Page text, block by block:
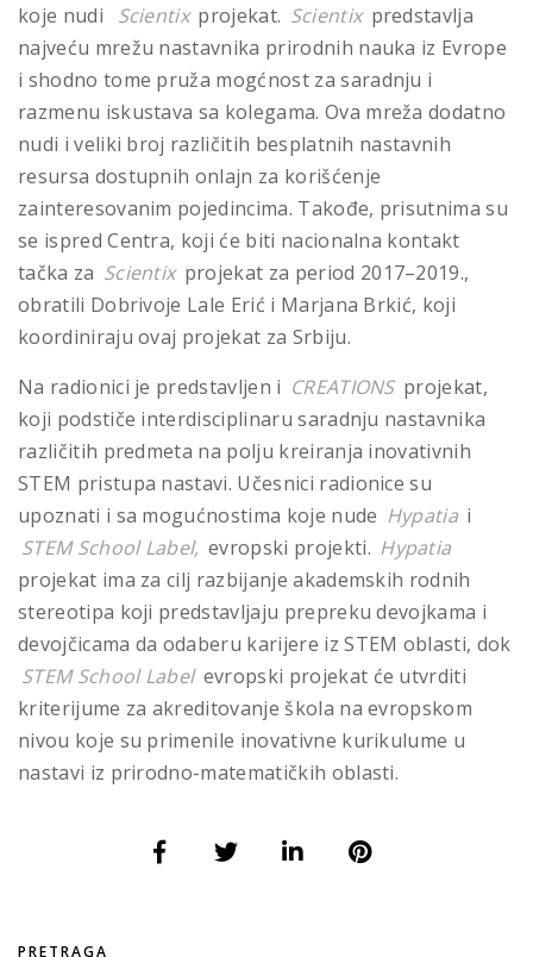
koje nudi
Scientix projekat. Scientix predstavlja
najveću mrežu nastavnika prirodnih nauka iz Evrope
i shodno tome pruža mogćnost za saradnju i
razmenu iskustava sa kolegama. Ova mreža dodatno
nudi i veliki broj različitih besplatnih nastavnih
resursa dostupnih onlajn za korišćenje
zainteresovanim pojedincima. Takođe, prisutnima su
se ispred Centra, koji će biti nacionalna kontakt
tačka za Scientix projekat za period 2017–2019.,
obratili Dobrivoje Lale Erić i Marjana Brkić, koji
koordiniraju ovaj projekat za Srbiju.
Na radionici je predstavljen i CREATIONS projekat,
koji podstiče interdisciplinaru saradnju nastavnika
različitih predmeta na polju kreiranja inovativnih
STEM pristupa nastavi. Učesnici radionice su
upoznati i sa mogućnostima koje nude Hypatia i
STEM School Label, evropski projekti. Hypatia
projekat ima za cilj razbijanje akademskih rodnih
stereotipa koji predstavljaju prepreku devojkama i
devojčicama da odaberu karijere iz STEM oblasti, dok
STEM School Label evropski projekat će utvrditi
kriterijume za akreditovanje škola na evropskom
nivou koje su primenile inovativne kurikulume u
nastavi iz prirodno-matematičkih oblasti.
PRETRAGA